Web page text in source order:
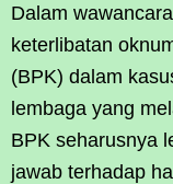
Dalam
keterlibatan
(BPK) dalam
lembaga yang
BPK seharusnya
jawab terhadap